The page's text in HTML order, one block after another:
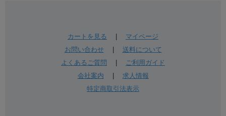
カートを見る
マイページ
お問い合わせ| 送料について
よくあるご質問
ご利用ガイド
会社案内
求人情報
特定商取引法表示